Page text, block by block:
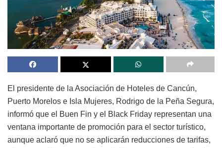
El presidente de la Asociación de Hoteles de Cancún,
Puerto Morelos e Isla Mujeres, Rodrigo de la Peña Segura,
informó que el Buen Fin y el Black Friday representan una
ventana importante de promoción para el sector turístico,
aunque aclaró que no se aplicarán reducciones de tarifas,